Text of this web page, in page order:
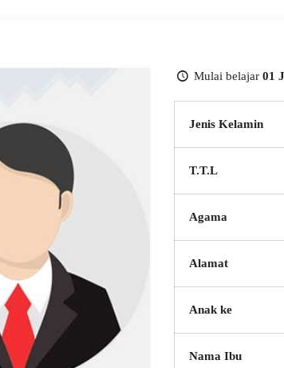
Mulai belajar 01
Jenis Kelamin
T.T.L
Agama
Alamat
Anak ke
Nama Ibu